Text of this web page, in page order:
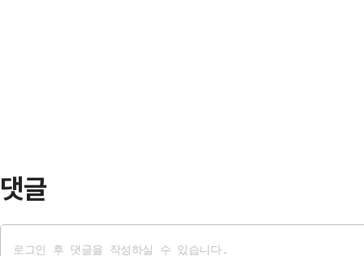
댓글